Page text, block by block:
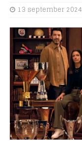
13 september 2024